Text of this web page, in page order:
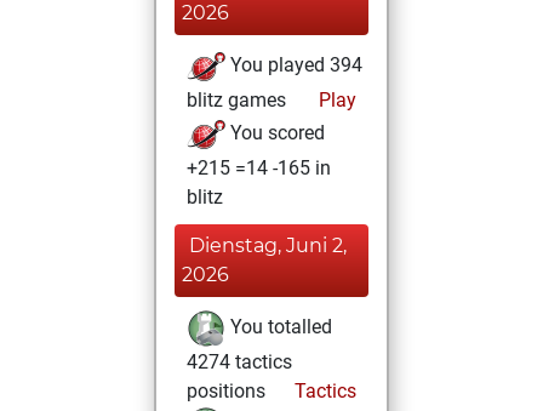
2026
You played 394
blitz games
Play
You scored
+215 =14 -165 in
blitz
Dienstag, Juni 2,
2026
You totalled
4274 tactics
positions
Tactics